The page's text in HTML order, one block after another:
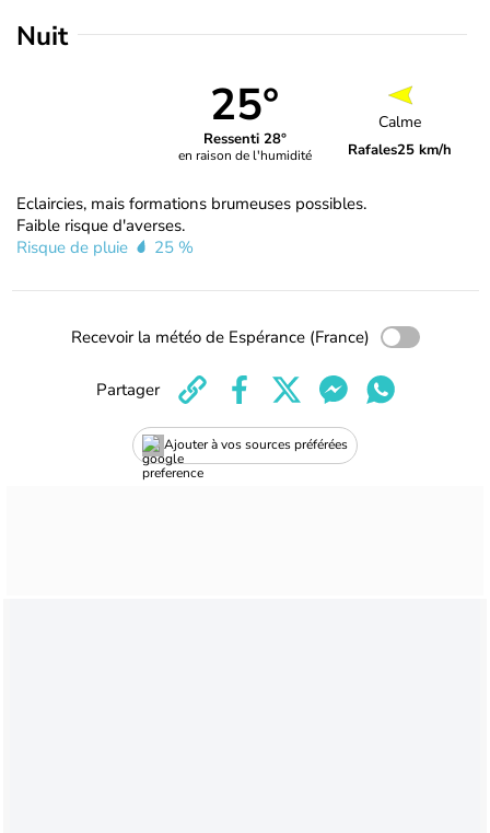
Nuit
25°
Ressenti 28°
en raison de l'humidité
Calme
Rafales25 km/h
Eclaircies, mais formations brumeuses possibles.
Faible risque d'averses.
Risque de pluie
25 %
Recevoir la météo de Espérance (France)
Ajouter à vos sources préférées
Partager